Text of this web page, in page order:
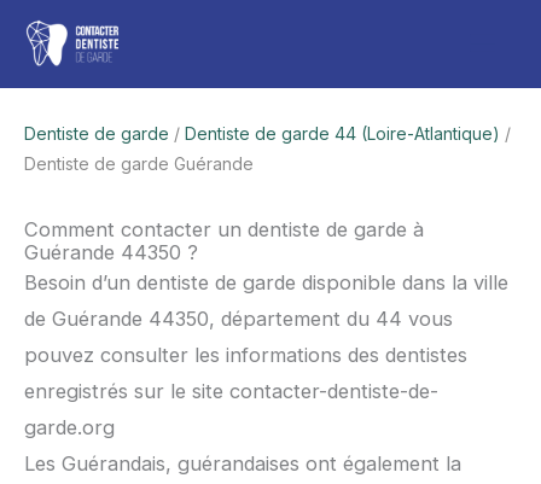
Aller
contenu
Dentiste de garde / Dentiste de garde 44 (Loire-Atlantique) /
Dentiste de garde Guérande
Comment contacter un dentiste de garde à
Guérande 44350 ?
Besoin d’un dentiste de garde disponible dans la ville
de Guérande 44350, département du 44 vous
pouvez consulter les informations des dentistes
enregistrés sur le site contacter-dentiste-de-
garde.org
Les Guérandais, guérandaises ont également la